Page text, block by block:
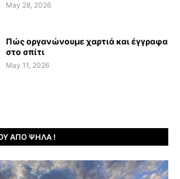
May 28, 2026
Πώς οργανώνουμε χαρτιά και έγγραφα
στο σπίτι
May 11, 2026
ΑΠΌ ΨΗΛΆ !